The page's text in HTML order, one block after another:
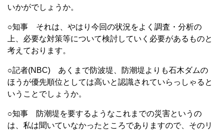
いかがでしょうか。
○知事 それは、やはり今回の状況をよく調査・分析の
上、必要な対策等について検討していく必要があるものと
考えております。
○記者(NBC) あくまで防波堤、防潮堤よりも石木ダムの
ほうが優先順位としては高いと認識されていらっしゃると
いうことでしょうか。
○知事 防潮堤を要するようなこれまでの災害というの
は、私は聞いていなかったところでありますので、そのリ